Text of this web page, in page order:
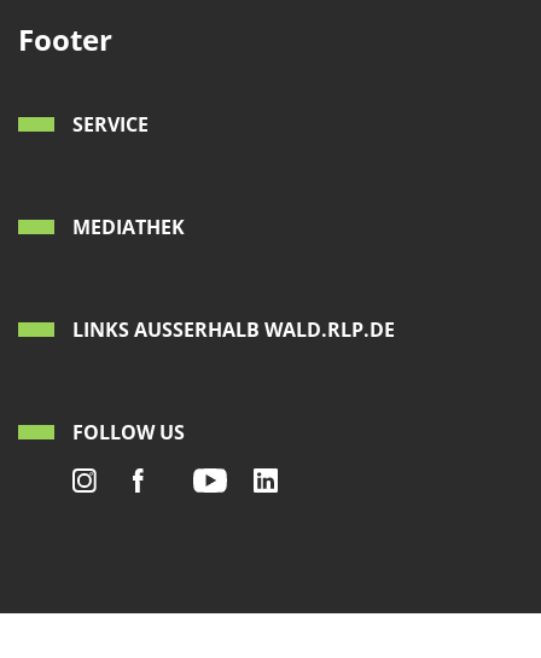
Footer
SERVICE
MEDIATHEK
LINKS AUSSERHALB WALD.RLP.DE
FOLLOW US